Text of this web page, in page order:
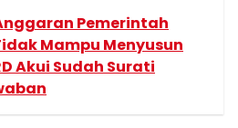
Pemerintah
Mampu Menyusun
Akui Sudah Surati